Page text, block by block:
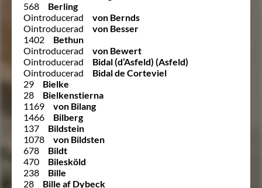
568
Berling
Ointroducerad
von Bernds
Ointroducerad
von Besser
1402
Bethun
Ointroducerad
von Bewert
Ointroducerad
Bidal (d’Asfeld) (Asfeld)
Ointroducerad
Bidal de Corteviel
29
Bielke
28
Bielkenstierna
1169
von Bilang
1466
Bilberg
137
Bildstein
1078
von Bildsten
678
Bildt
470
Bilesköld
238
Bille
28
Bille af Dybeck